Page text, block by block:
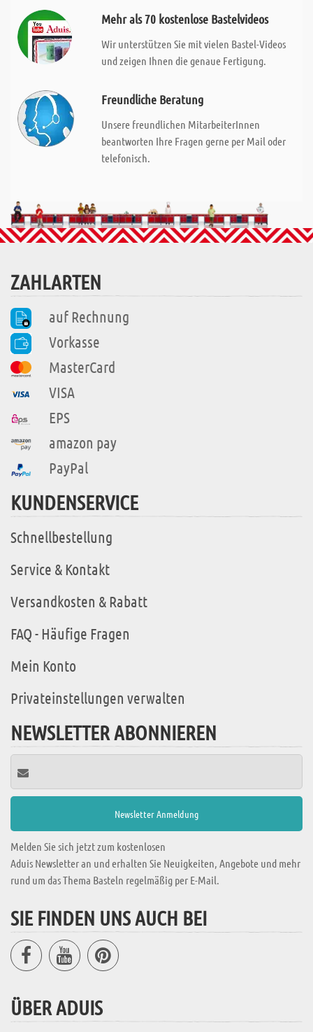
Mehr als 70 kostenlose Bastelvideos
Wir unterstützen Sie mit vielen Bastel-Videos
und zeigen Ihnen die genaue Fertigung.
Freundliche Beratung
Unsere freundlichen MitarbeiterInnen
beantworten Ihre Fragen gerne per Mail oder
telefonisch.
ZAHLARTEN
auf Rechnung
Vorkasse
MasterCard
VISA
EPS
amazon pay
PayPal
KUNDENSERVICE
Schnellbestellung
Service & Kontakt
Versandkosten & Rabatt
FAQ - Häufige Fragen
Mein Konto
Privateinstellungen verwalten
NEWSLETTER ABONNIEREN
Melden Sie sich jetzt zum kostenlosen
Aduis Newsletter an und erhalten Sie Neuigkeiten, Angebote und mehr
rund um das Thema Basteln regelmäßig per E-Mail.
SIE FINDEN UNS AUCH BEI
ÜBER ADUIS